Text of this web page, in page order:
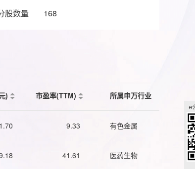
股数量
168
) 市盈率(TTM) 所属申万行业
9.33 有色金属
41.61 医药生物